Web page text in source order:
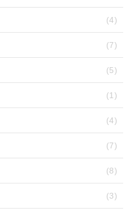
(4)
(7)
(5)
(1)
(4)
(7)
(8)
(3)